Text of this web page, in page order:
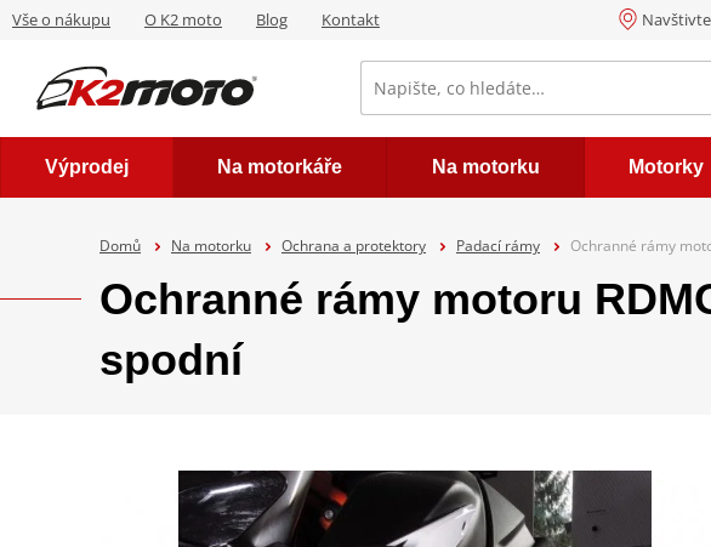
Vše o nákupu O K2 moto Blog Kontakt
Výprodej Na motorkáře Na motorku Motorky
Domů Na motorku Ochrana a protektory Padací rámy Ochranné rámy
Ochranné rámy motoru
spodní